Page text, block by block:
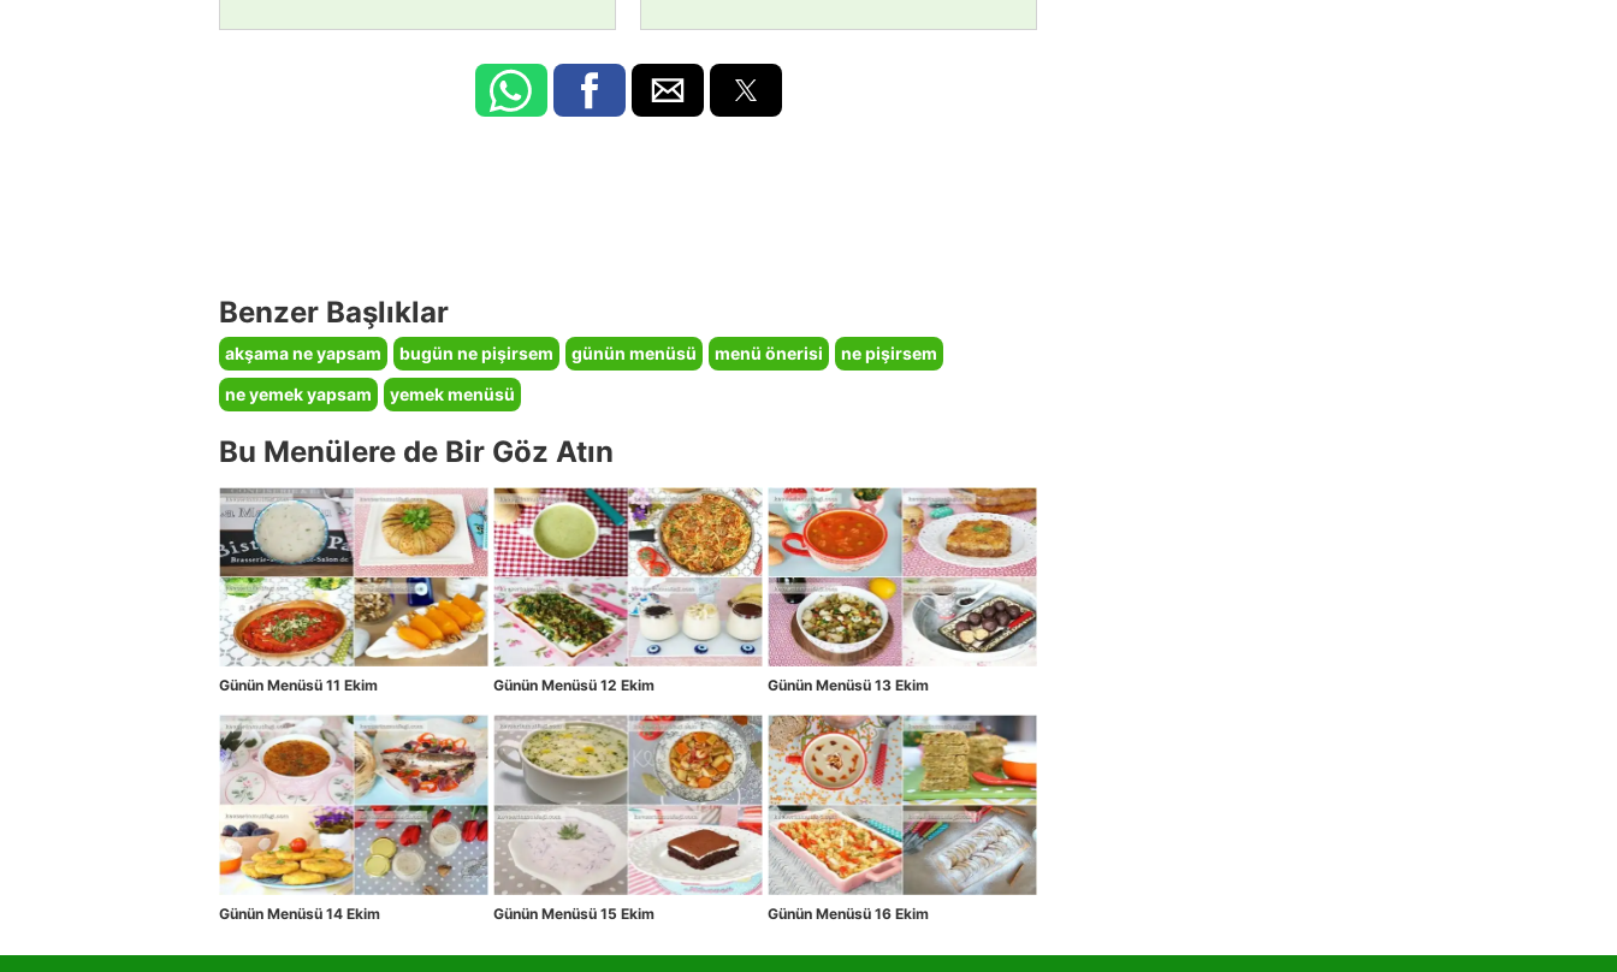
Benzer Başlıklar
akşama ne yapsam bugün ne pişirsem günün menüsü menü önerisi
ne pişirsem
ne yemek yapsam
yemek menüsü
Bu Menülere de Bir Göz Atın
Günün Menüsü 11 Ekim Günün Menüsü 12 Ekim Günün Menüsü 13 Ekim
Günün Menüsü 14 Ekim Günün Menüsü 15 Ekim Günün Menüsü 16 Ekim